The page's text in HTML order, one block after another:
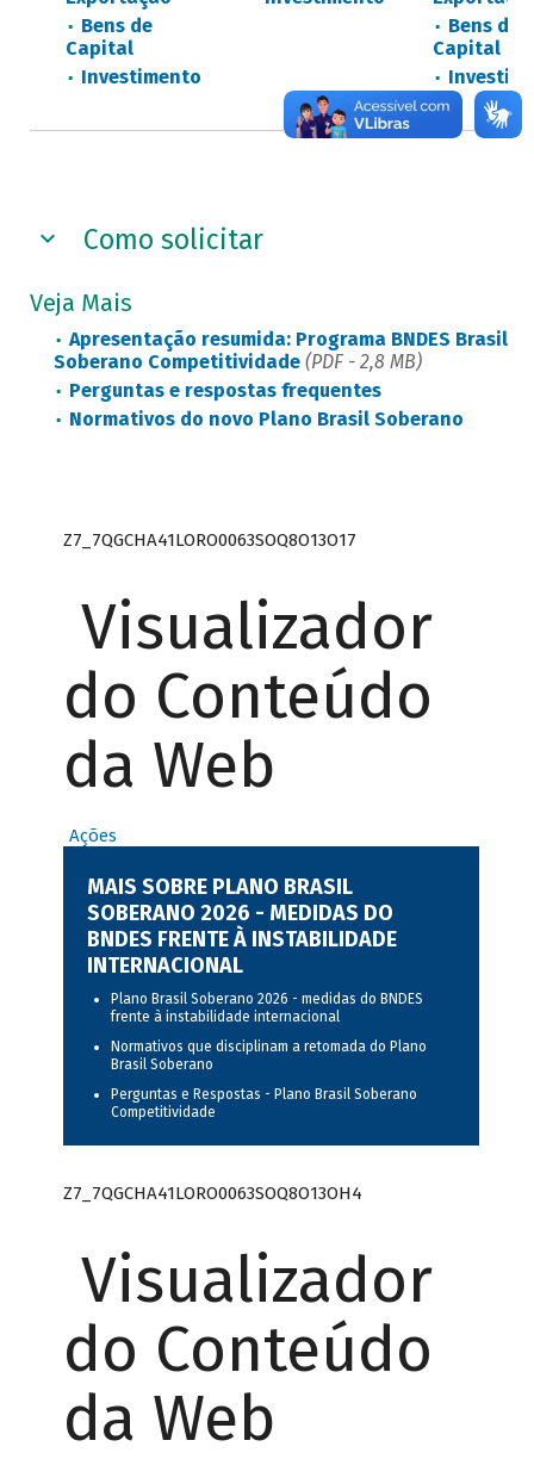
Bens de
Capital
Investimento
Bens de
Capital
Como solicitar
Veja Mais
Apresentação resumida: Programa BNDES Brasil
Soberano Competitividade (PDF - 2,8 MB)
Perguntas e respostas frequentes
Normativos do novo Plano Brasil Soberano
Z7_7QGCHA41LORO0063SOQ8O13O17
Visualizador
do Conteúdo
da Web
Ações
MAIS SOBRE PLANO BRASIL
SOBERANO 2026 - MEDIDAS DO
BNDES FRENTE À INSTABILIDADE
INTERNACIONAL
Plano Brasil Soberano 2026 - medidas do BNDES
frente à instabilidade internacional
Normativos que disciplinam a retomada do Plano
Brasil Soberano
Perguntas e Respostas - Plano Brasil Soberano
Competitividade
Z7_7QGCHA41LORO0063SOQ8O13OH4
Visualizador
do Conteúdo
da Web